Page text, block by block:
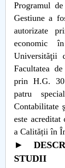
Admitere
Români de
Senat
Facultăți
Studenți
Ghiduri
Relații Publice
Programul
Gestiune a
autorizate
economic
Universităţii
Facultatea
prin H.G.
patru
Contabilitate
este acreditat
a Calității în
►
STUDII